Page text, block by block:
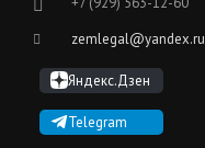
zemlegal@yandex.ru
Яндекс.Дзен
Telegram